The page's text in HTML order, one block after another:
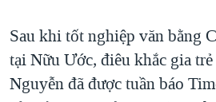
Sau khi tốt nghiệp văn bằng
tại Nữu Ước, điêu khắc gia
Nguyễn đã được tuần báo